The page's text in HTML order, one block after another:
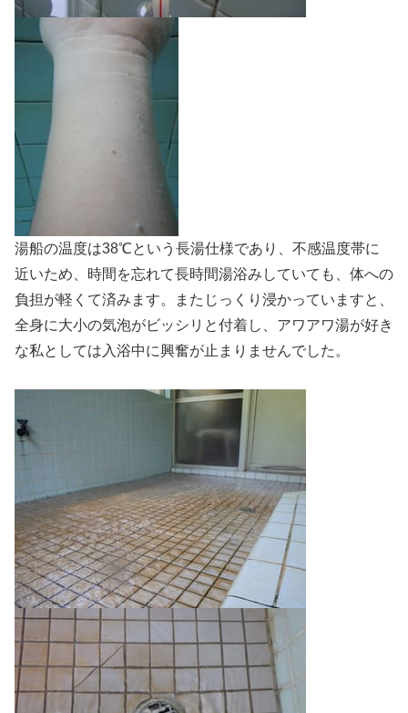
湯船の温度は38℃という長湯仕様であり、不感温度帯に
近いため、時間を忘れて長時間湯浴みしていても、体への
負担が軽くて済みます。またじっくり浸かっていますと、
全身に大小の気泡がビッシリと付着し、アワアワ湯が好き
な私としては入浴中に興奮が止まりませんでした。